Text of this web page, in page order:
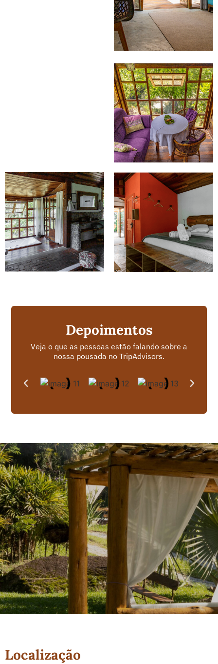
Depoimentos
Veja o que as pessoas estão falando sobre a
nossa pousada no TripAdvisors.
Localização